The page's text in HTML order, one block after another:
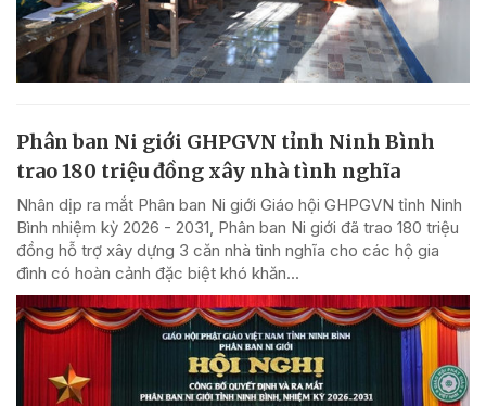
Phân ban Ni giới GHPGVN tỉnh Ninh Bình
trao 180 triệu đồng xây nhà tình nghĩa
Nhân dịp ra mắt Phân ban Ni giới Giáo hội GHPGVN tỉnh Ninh
Bình nhiệm kỳ 2026 - 2031, Phân ban Ni giới đã trao 180 triệu
đồng hỗ trợ xây dựng 3 căn nhà tình nghĩa cho các hộ gia
đình có hoàn cảnh đặc biệt khó khăn...